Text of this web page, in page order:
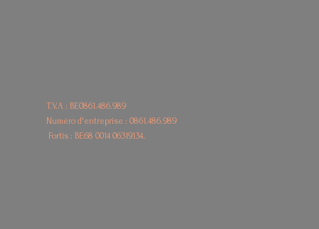
T.V.A : BE0861.486.989
Numéro d'entreprise : 0861.486.989
Fortis : BE680014 06319134.